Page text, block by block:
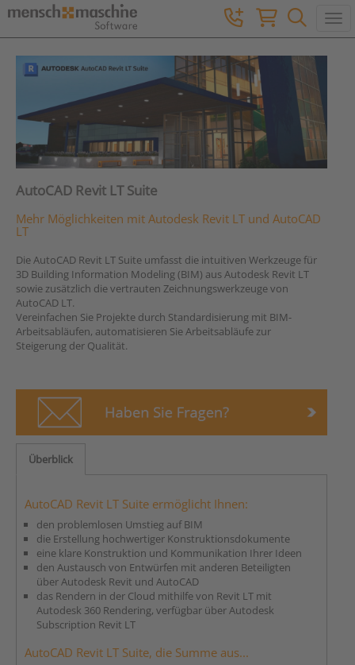
AutoCAD Revit LT Suite
Mehr Möglichkeiten mit Autodesk Revit LT und AutoCAD
LT
Die AutoCAD Revit LT Suite umfasst die intuitiven Werkzeuge für
3D Building Information Modeling (BIM) aus Autodesk Revit LT
sowie zusätzlich die vertrauten Zeichnungswerkzeuge von
AutoCAD LT.
Vereinfachen Sie Projekte durch Standardisierung mit BIM-
Arbeitsabläufen, automatisieren Sie Arbeitsabläufe zur
Steigerung der Qualität.
Überblick
AutoCAD Revit LT Suite ermöglicht Ihnen:
den problemlosen Umstieg auf BIM
die Erstellung hochwertiger Konstruktionsdokumente
eine klare Konstruktion und Kommunikation Ihrer Ideen
den Austausch von Entwürfen mit anderen Beteiligten
über Autodesk Revit und AutoCAD
das Rendern in der Cloud mithilfe von Revit LT mit
Autodesk 360 Rendering, verfügbar über Autodesk
Subscription Revit LT
AutoCAD Revit LT Suite, die Summe aus...